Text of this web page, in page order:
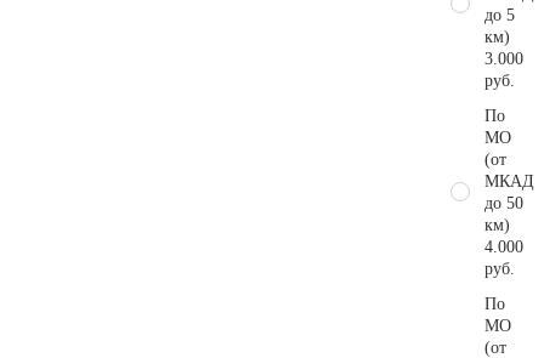
до 5
км)
3.000
руб.
По
МО
(от
МКАД
до 50
км)
4.000
руб.
По
МО
(от